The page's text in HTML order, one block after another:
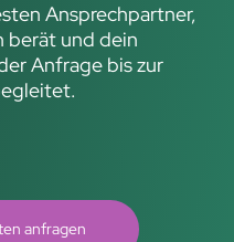
Ansprechpartner,
berät und dein
Anfrage bis zur
anfragen